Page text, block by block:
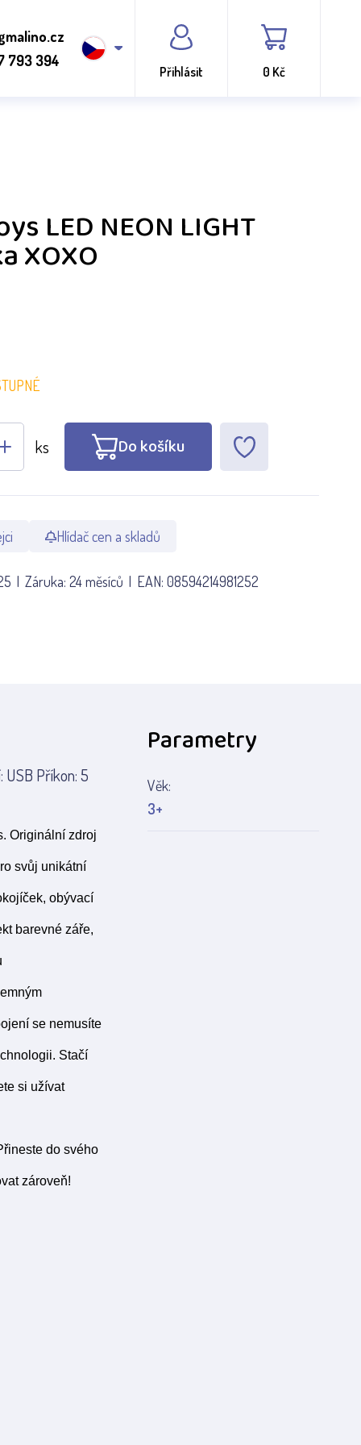
793 394
Přihlásit 0 Kč
LED NEON LIGHT
XOXO
ks Do košíku
Hlídač cen a skladů
Záruka: 24 měsíců EAN: 08594214981252
USB Příkon: 5
Originální zdroj
svůj unikátní
obývací
barevné záře,
se nemusíte
Stačí
si užívat
do svého
zároveň!
Parametry
Věk:
3+